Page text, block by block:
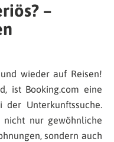
–
wieder auf Reisen!
ist Booking.com eine
Unterkunftssuche.
nicht nur gewöhnliche
sondern auch